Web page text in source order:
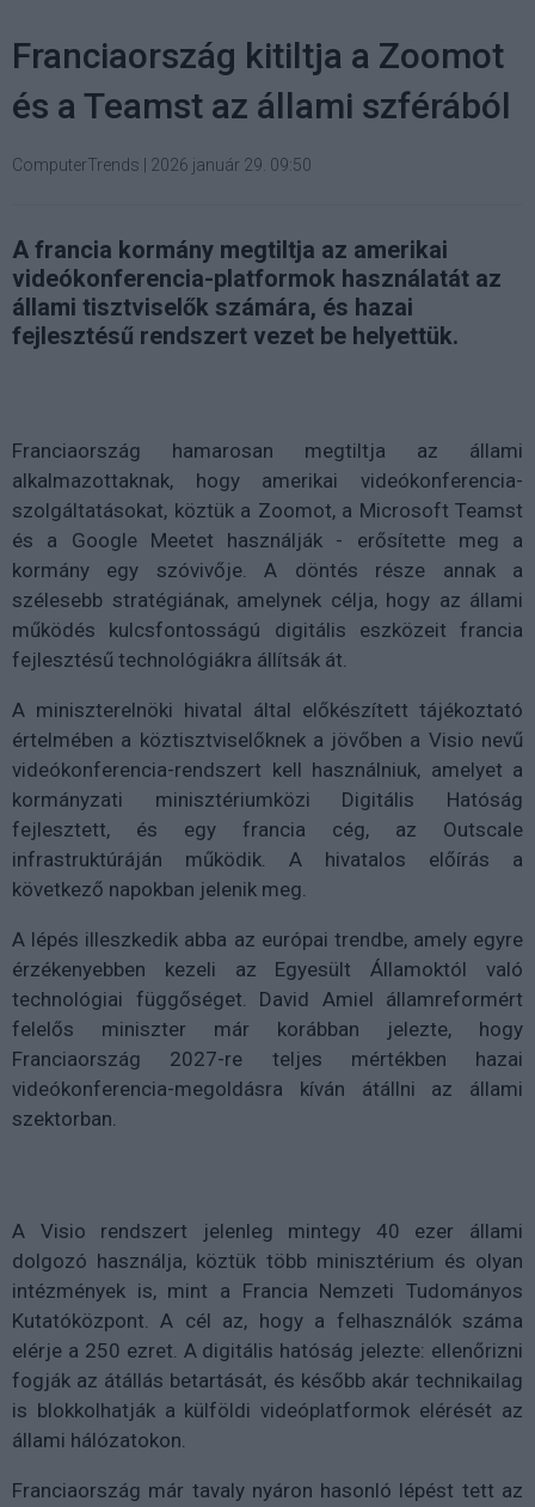
Franciaország kitiltja a Zoomot
és a Teamst az állami szférából
ComputerTrends 2026 január 29. 09:50
A francia kormány megtiltja az amerikai
videókonferencia-platformok használatát az
állami tisztviselők számára, és hazai
fejlesztésű rendszert vezet be helyettük.
Franciaország hamarosan megtiltja az állami
alkalmazottaknak, hogy amerikai videókonferencia-
szolgáltatásokat, köztük a Zoomot, a Microsoft Teamst
és a Google Meetet használják - erősítette meg a
kormány egy szóvivője. A döntés része annak a
szélesebb stratégiának, amelynek célja, hogy az állami
működés kulcsfontosságú digitális eszközeit francia
fejlesztésű technológiákra állítsák át.
A miniszterelnöki hivatal által előkészített tájékoztató
értelmében a köztisztviselőknek a jövőben a Visio nevű
videókonferencia-rendszert kell használniuk, amelyet a
kormányzati minisztériumközi Digitális Hatóság
fejlesztett, és egy francia cég, az Outscale
infrastruktúráján működik. A hivatalos előírás a
következő napokban jelenik meg.
A lépés illeszkedik abba az európai trendbe, amely egyre
érzékenyebben kezeli az Egyesült Államoktól való
technológiai függőséget. David Amiel államreformért
felelős miniszter már korábban jelezte, hogy
Franciaország 2027-re teljes mértékben hazai
videókonferencia-megoldásra kíván átállni az állami
szektorban.
A Visio rendszert jelenleg mintegy 40 ezer állami
dolgozó használja, köztük több minisztérium és olyan
intézmények is, mint a Francia Nemzeti Tudományos
Kutatóközpont. A cél az, hogy a felhasználók száma
elérje a 250 ezret. A digitális hatóság jelezte: ellenőrizni
fogják az átállás betartását, és később akár technikailag
is blokkolhatják a külföldi videóplatformok elérését az
állami hálózatokon.
Franciaország már tavaly nyáron hasonló lépést tett az